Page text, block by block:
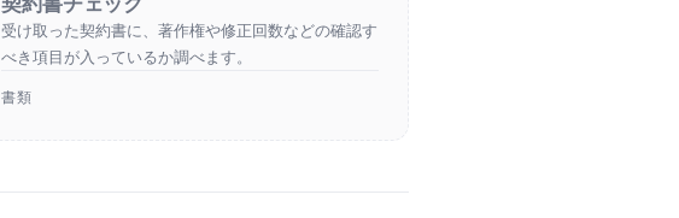
受け取った契約書に、著作権や修正回数などの確認す
べき項目が入っているか調べます。
書類